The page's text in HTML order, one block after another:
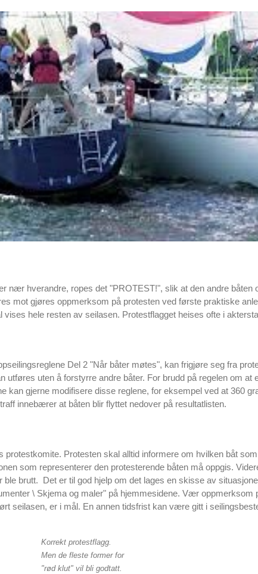
nær hverandre, ropes det "PROTEST!", slik at den andre båten
mot gjøres oppmerksom på protesten ved første praktiske
hele resten av seilasen. Protestflagget heises ofte i
Del 2 "Når båter møtes", kan frigjøre seg fra
utføres uten å forstyrre andre båter. For brudd på regelen om
kan gjerne modifisere disse reglene, for eksempel ved at 360
innebærer at båten blir flyttet nedover på resultatlisten.
protestkomite. Protesten skal alltid informere om hvilken båt
som representerer den protesterende båten må oppgis.
ble brutt. Det er til god hjelp om det lages en skisse av
\ Skjema og maler" på hjemmesidene. Vær
seilasen, er i mål. En annen tidsfrist kan være gitt i
Korrekt protestflagg.
Men de fleste former for
"rød klut" vil bli godtatt.